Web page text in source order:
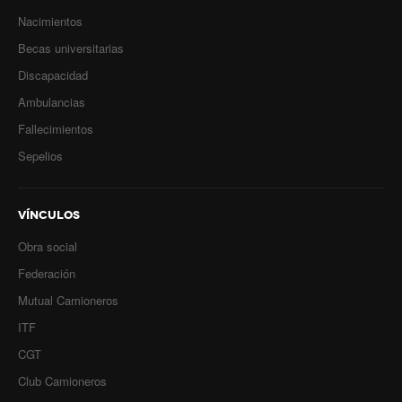
Medicamentos
Formularios
Beneficios
Farmacias
Reintegros
Requisitos fertilidad
Coseguros y Exenciones
Nacimientos
Becas universitarias
Discapacidad
Ambulancias
Fallecimientos
Sepelios
VÍNCULOS
Obra social
Federación
Mutual Camioneros
ITF
CGT
Club Camioneros